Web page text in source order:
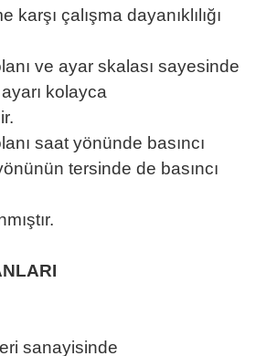
karşı çalışma dayanıklılığı
ve ayar skalası sayesinde
kolayca
saat yönünde basıncı
tersinde de basıncı
sanayisinde